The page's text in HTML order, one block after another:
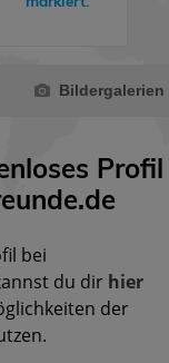
Bildergalerien
Profil
bei
du dir hier
der